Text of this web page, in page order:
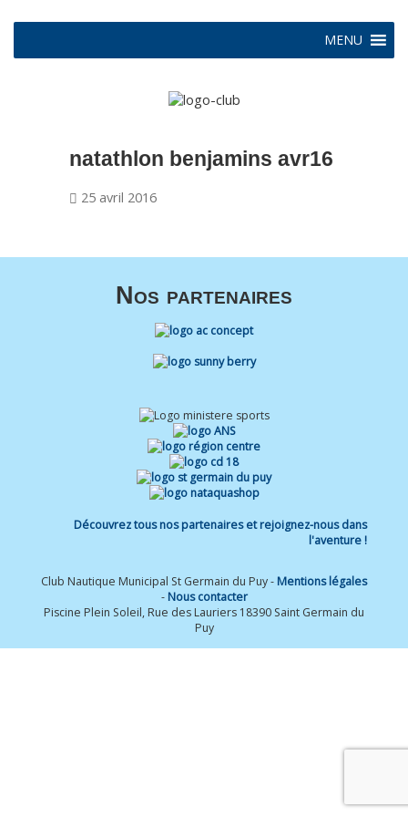
MENU
natathlon benjamins avr16
25 avril 2016
Nos partenaires
Découvrez tous nos partenaires et rejoignez-nous dans
l'aventure !
Club Nautique Municipal St Germain du Puy - Mentions légales
- Nous contacter
Piscine Plein Soleil, Rue des Lauriers 18390 Saint Germain du
Puy